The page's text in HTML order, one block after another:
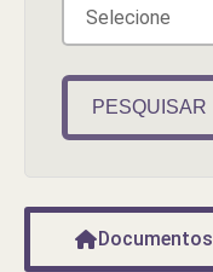
PESQUISAR
Documentos